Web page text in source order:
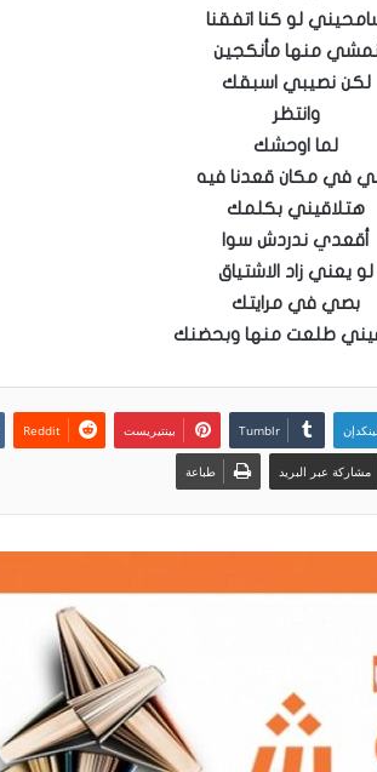
لو كنا اتفقنا
منها مأنكجين
لكن نصيبي اسبقك
وانتظر
لما اوحشك
في مكان قعدنا فيه
هتلاقيني بكلمك
أقعدي ندردش سوا
لو يعني زاد الاشتياق
بصي في مرايتك
طلعت منها وبحضنك
بينتيريست
مشاركة عبر البريد طباعة